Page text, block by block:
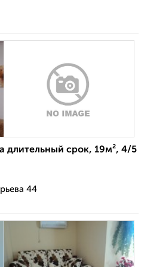
длительный срок, 19м², 4/5
44